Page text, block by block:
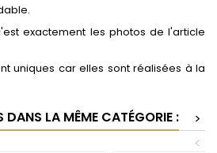
exactement les photos de l'article
uniques car elles sont réalisées à la
DANS LA MÊME CATÉGORIE :
>
<